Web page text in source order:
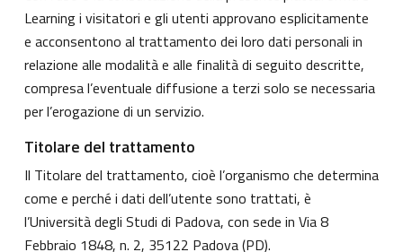
Learning i visitatori e gli utenti approvano esplicitamente
e acconsentono al trattamento dei loro dati personali in
relazione alle modalità e alle finalità di seguito descritte,
compresa l’eventuale diffusione a terzi solo se necessaria
per l’erogazione di un servizio.
Titolare del trattamento
Il Titolare del trattamento, cioè l’organismo che determina
come e perché i dati dell’utente sono trattati, è
l’Università degli Studi di Padova, con sede in Via 8
Febbraio 1848, n. 2, 35122 Padova (PD).